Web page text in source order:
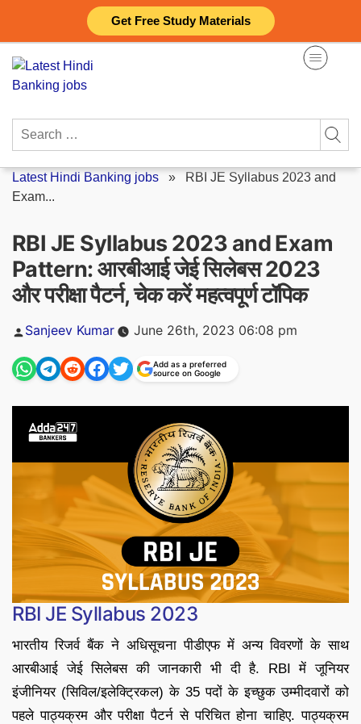
Get Free Study Materials
content
Search
Latest Hindi Banking jobs » RBI JE Syllabus 2023 and
Exam...
RBI JE Syllabus 2023 and Exam
Pattern: आरबीआई जेई सिलेबस 2023
और परीक्षा पैटर्न, चेक करें महत्वपूर्ण टॉपिक
Posted
Sanjeev Kumar June 26th, 2023 06:08 pm
Add as a preferred
source on Google
RBI JE Syllabus 2023
भारतीय रिजर्व बैंक ने अधिसूचना पीडीएफ में अन्य विवरणों के साथ
आरबीआई जेई सिलेबस की जानकारी भी दी है. RBI में जूनियर
इंजीनियर (सिविल/इलेक्ट्रिकल) के 35 पदों के इच्छुक उम्मीदवारों को
पहले पाठ्यक्रम और परीक्षा पैटर्न से परिचित होना चाहिए. पाठ्यक्रम